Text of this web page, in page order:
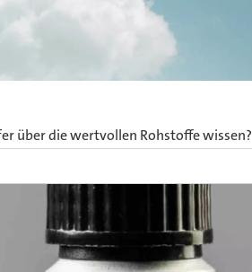
über die wertvollen Rohstoffe wissen?